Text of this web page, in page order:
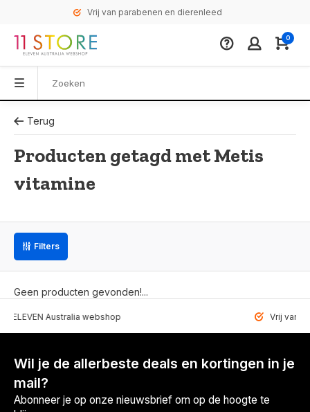
Vrij van parabenen en dierenleed
0
Terug
Producten getagd met Metis
vitamine
Filters
Geen producten gevonden!...
Australia webshop Vrij van
Wil je de allerbeste deals en kortingen in je
mail?
Abonneer je op onze nieuwsbrief om op de hoogte te